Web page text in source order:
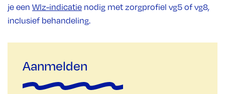
je een Wlz-indicatie nodig met zorgprofiel vg5 of vg8,
inclusief behandeling.
Aanmelden